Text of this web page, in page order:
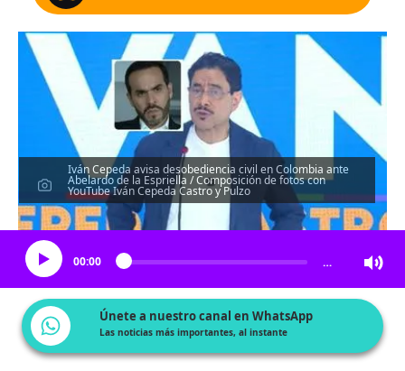
Iván Cepeda avisa desobediencia civil en Colombia ante
Abelardo de la Espriella / Composición de fotos con
YouTube Iván Cepeda Castro y Pulzo
Escucha el artículo
00:00 …
Únete a nuestro canal en WhatsApp
Las noticias más importantes, al instante